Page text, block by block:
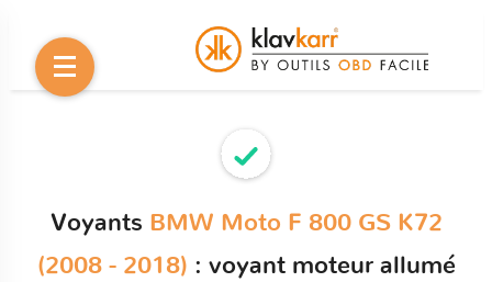
Voyants BMW Moto F 800 GS K72
(2008 - 2018) : voyant moteur allumé